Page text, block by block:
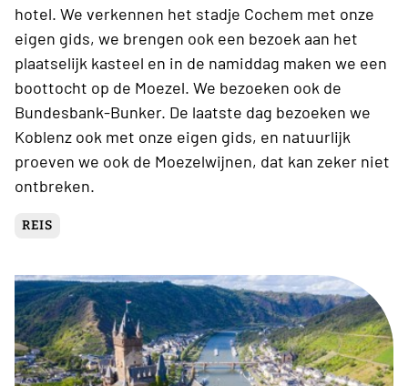
hotel. We verkennen het stadje Cochem met onze
eigen gids, we brengen ook een bezoek aan het
plaatselijk kasteel en in de namiddag maken we een
boottocht op de Moezel. We bezoeken ook de
Bundesbank-Bunker. De laatste dag bezoeken we
Koblenz ook met onze eigen gids, en natuurlijk
proeven we ook de Moezelwijnen, dat kan zeker niet
ontbreken.
REIS